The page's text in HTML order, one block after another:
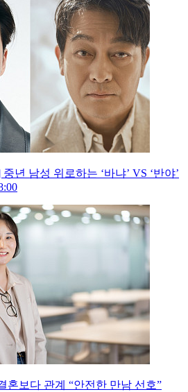
년 남성 위로하는 ‘바냐’ VS ‘반야’
혼보다 관계 “안전한 만남 선호”